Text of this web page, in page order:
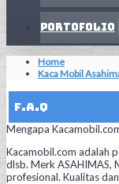
Portofolio
Home
Kaca Mobil
F.A.Q
Mengapa
Kacamobil.com adalah
dlsb. Merk ASAHIMAS,
profesional. Kualitas